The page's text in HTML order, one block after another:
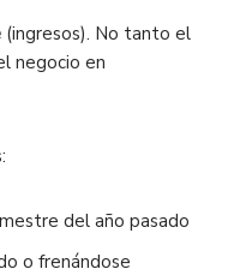
(ingresos). No tanto el
negocio en
del año pasado
o frenándose